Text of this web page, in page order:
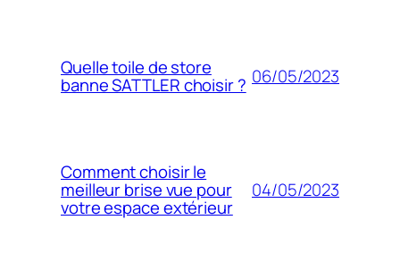
Quelle toile de store
banne SATTLER choisir ? 06/05/2023
Comment choisir le
meilleur brise vue pour
votre espace extérieur
04/05/2023